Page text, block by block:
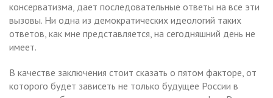
консерватизма, дает последовательные ответы на все эти
вызовы. Ни одна из демократических идеологий таких
ответов, как мне представляется, на сегодняшний день не
имеет.
В качестве заключения стоит сказать о пятом факторе, от
которого будет зависеть не только будущее России в